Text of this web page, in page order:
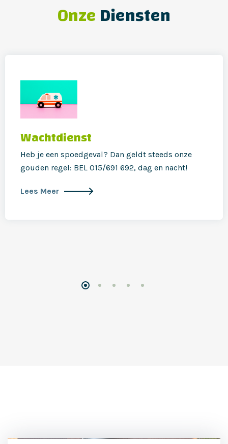
OnzeDiensten
Wachtdienst
Heb je een spoedgeval? Dan geldt steeds onze
gouden regel: BEL 015/691 692, dag en nacht!
Lees Meer